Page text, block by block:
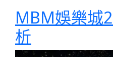
MBM娛樂城
析